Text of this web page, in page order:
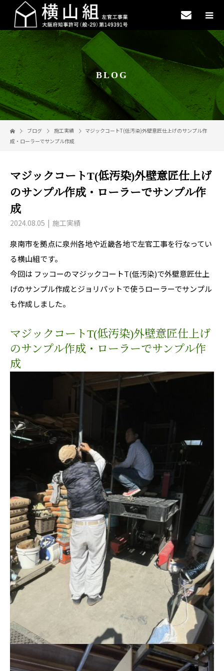
BLOG
ブログ 施工実績
マジックコートT(低汚染)外壁意匠仕上げのサンプル作
成・ローラーでサンプル作成
マジックコートT(低汚染)外壁意匠仕上げ
のサンプル作成・ローラーでサンプル作
成
2024.08.05 施工実績
泉南市を拠点に泉州各地や近畿各地で左官工事を行なってい
る横山組です。
今回は フッコーのマジックコートT(低汚染)で外壁意匠仕上
げのサンプル作成とジョリパットで使うローラーでサンプル
も作成しました。
マジックコートT(低汚染)外壁意匠仕上げ
のサンプル作成・ローラーでサンプル作
成